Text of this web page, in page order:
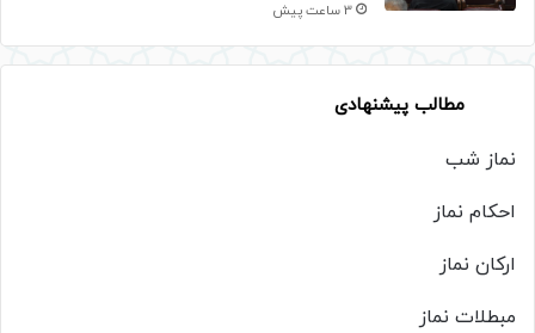
3 ساعت پیش
مطالب پیشنهادی
نماز شب
احکام نماز
ارکان نماز
مبطلات نماز